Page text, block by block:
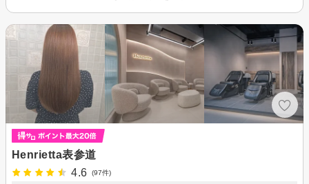
Henrietta表参道
4.6
(97件)